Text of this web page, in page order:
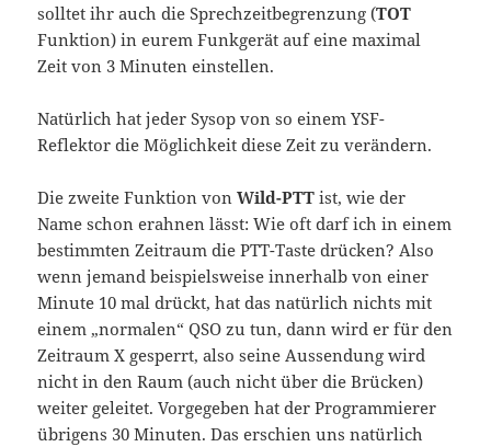
solltet ihr auch die Sprechzeitbegrenzung (TOT
Funktion) in eurem Funkgerät auf eine maximal
Zeit von 3 Minuten einstellen.
Natürlich hat jeder Sysop von so einem YSF-
Reflektor die Möglichkeit diese Zeit zu verändern.
Die zweite Funktion vonWild-PTT ist, wie der
Name schon erahnen lässt: Wie oft darf ich in einem
bestimmten Zeitraum die PTT-Taste drücken? Also
wenn jemand beispielsweise innerhalb von einer
Minute 10 mal drückt, hat das natürlich nichts mit
einem „normalen“ QSO zu tun, dann wird er für den
Zeitraum X gesperrt, also seine Aussendung wird
nicht in den Raum (auch nicht über die Brücken)
weiter geleitet. Vorgegeben hat der Programmierer
übrigens 30 Minuten. Das erschien uns natürlich